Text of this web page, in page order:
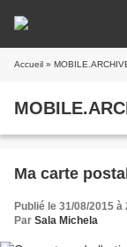
Accueil »
Ma carte
Publié le 31/08/2015 à
Par Sala Michela